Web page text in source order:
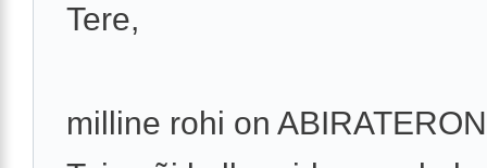
Tere,
milline rohi on